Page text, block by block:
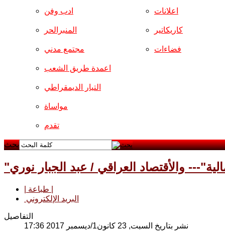
ادب وفن
المنبرالحر
مجتمع مدني
اعلانات
كاريكاتير
فضاءات
اعمدة طريق الشعب
التيار الديمقراطي
مواساة
تقدم
بحث
والأقتصاد العراقي / عبد الجبار نوري
البريد الإلكتروني
التفاصيل
نشر بتاريخ السبت, 23 كانون1/ديسمبر 2017 17:36